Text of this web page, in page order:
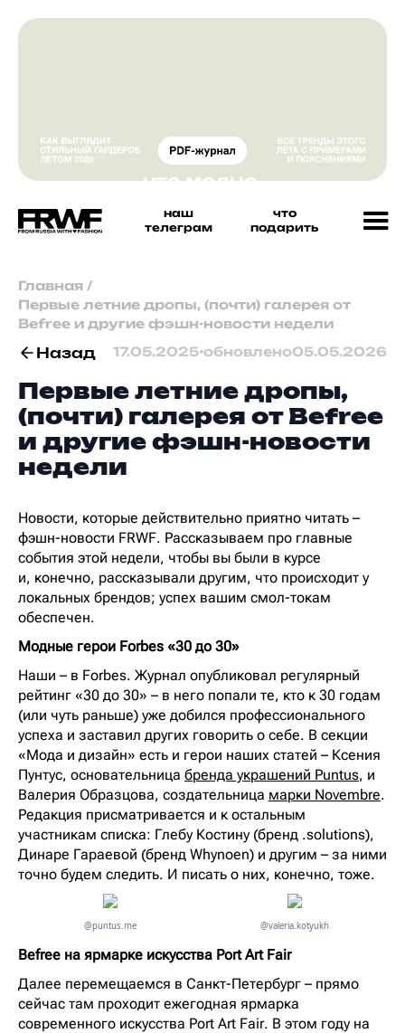
наш
телеграм
что
подарить
Главная /
Первые летние дропы, (почти) галерея от
Befree и другие фэшн-новости недели
Назад 17.05.2025•обновлено05.05.2026
Первые летние дропы,
(почти) галерея от Befree
и другие фэшн-новости
недели
Новости, которые действительно приятно читать –
фэшн-новости FRWF. Рассказываем про главные
события этой недели, чтобы вы были в курсе
и, конечно, рассказывали другим, что происходит у
локальных брендов; успех вашим смол-токам
обеспечен.
Модные герои Forbes «30 до 30»
Наши – в Forbes. Журнал опубликовал регулярный
рейтинг «30 до 30» – в него попали те, кто к 30 годам
(или чуть раньше) уже добился профессионального
успеха и заставил других говорить о себе. В секции
«Мода и дизайн» есть и герои наших статей – Ксения
Пунтус, основательница бренда украшений Puntus, и
Валерия Образцова, создательница марки Novembre.
Редакция присматривается и к остальным
участникам списка: Глебу Костину (бренд .solutions),
Динаре Гараевой (бренд Whynoen) и другим – за ними
точно будем следить. И писать о них, конечно, тоже.
@puntus.me @valeria.kotyukh
Befree на ярмарке искусства Port Art Fair
Далее перемещаемся в Санкт-Петербург – прямо
сейчас там проходит ежегодная ярмарка
современного искусства Port Art Fair. В этом году на